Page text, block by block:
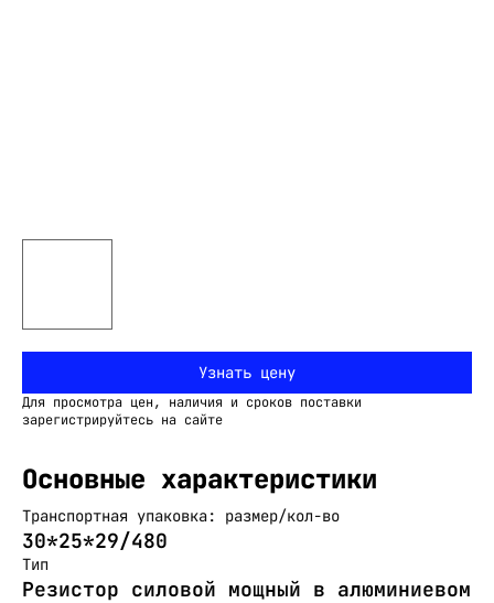
Узнать цену
Для просмотра цен, наличия и сроков поставки
зарегистрируйтесь на сайте
Основные характеристики
Транспортная упаковка: размер/кол-во
30*25*29/480
Тип
Резистор силовой мощный в алюминиевом